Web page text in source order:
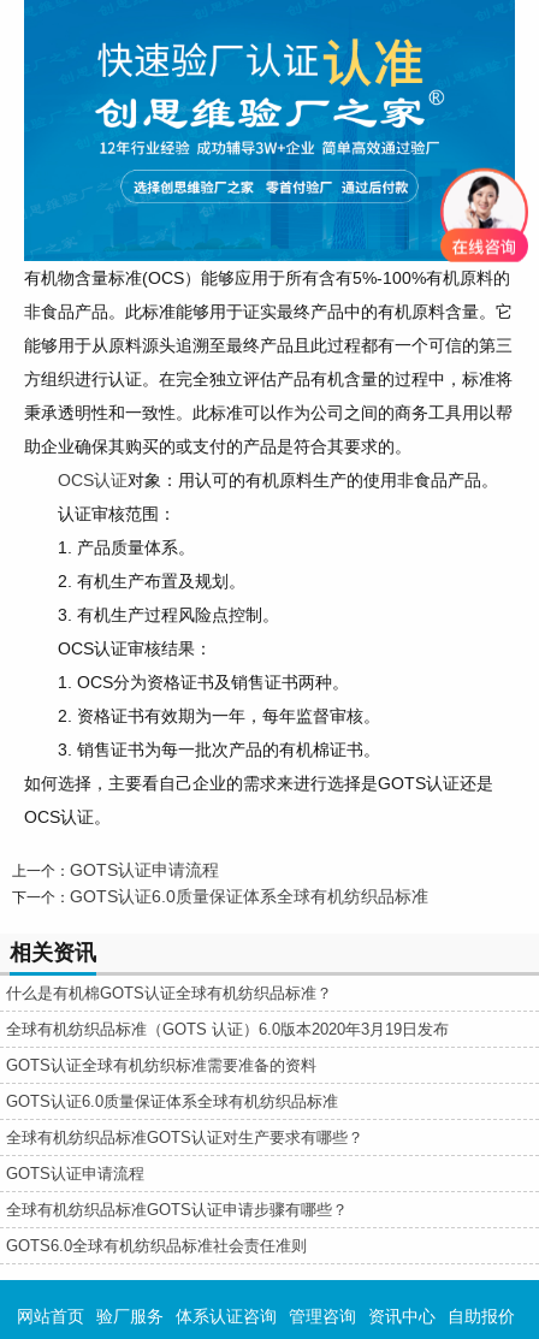
有机物含量标准(OCS）能够应用于所有含有5%-100%有机原料的
非食品产品。此标准能够用于证实最终产品中的有机原料含量。它
能够用于从原料源头追溯至最终产品且此过程都有一个可信的第三
方组织进行认证。在完全独立评估产品有机含量的过程中，标准将
秉承透明性和一致性。此标准可以作为公司之间的商务工具用以帮
助企业确保其购买的或支付的产品是符合其要求的。
OCS认证对象：用认可的有机原料生产的使用非食品产品。
认证审核范围：
1. 产品质量体系。
2. 有机生产布置及规划。
3. 有机生产过程风险点控制。
OCS认证审核结果：
1. OCS分为资格证书及销售证书两种。
2. 资格证书有效期为一年，每年监督审核。
3. 销售证书为每一批次产品的有机棉证书。
如何选择，主要看自己企业的需求来进行选择是GOTS认证还是
OCS认证。
上一个： GOTS认证申请流程
下一个： GOTS认证6.0质量保证体系全球有机纺织品标准
相关资讯
什么是有机棉GOTS认证全球有机纺织品标准？
全球有机纺织品标准（GOTS 认证）6.0版本2020年3月19日发布
GOTS认证全球有机纺织标准需要准备的资料
GOTS认证6.0质量保证体系全球有机纺织品标准
全球有机纺织品标准GOTS认证对生产要求有哪些？
GOTS认证申请流程
全球有机纺织品标准GOTS认证申请步骤有哪些？
GOTS6.0全球有机纺织品标准社会责任准则
网站首页 验厂服务 体系认证咨询 管理咨询 资讯中心 自助报价